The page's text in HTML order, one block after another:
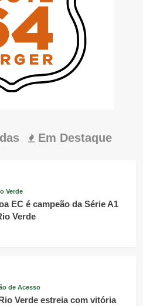
Em Destaque
Verde
EC é campeão da Série A1
Verde
de Acesso
Verde estreia com vitória